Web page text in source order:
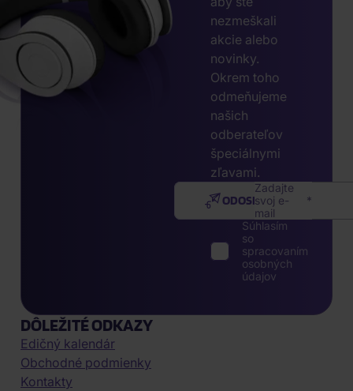
nezmeškali
akcie alebo
novinky.
Okrem toho
odmeňujeme
našich
odberateľov
špeciálnymi
zľavami.
Zadajte
svoj e-
mail
ODOSLAŤ
Súhlasím
so
spracovaním
osobných
údajov
DÔLEŽITÉ ODKAZY
Edičný kalendár
Obchodné podmienky
Kontakty